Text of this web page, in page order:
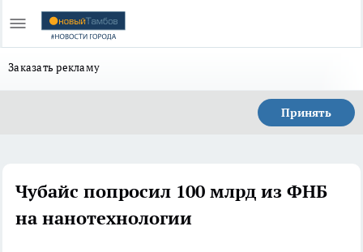
Заказать рекламу
Принять
Чубайс попросил 100 млрд из ФНБ
на нанотехнологии